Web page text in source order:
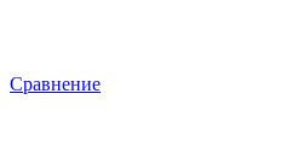
Сравнение